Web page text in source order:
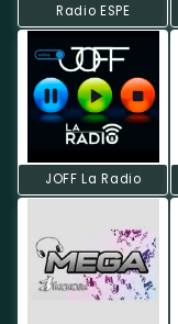
Radio ESPE
JOFF La Radio